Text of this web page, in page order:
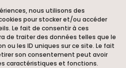
nous utilisons des
pour stocker et/ou accéder
Le fait de consentir à ces
de traiter des données telles que le
ou les ID uniques sur ce site. Le fait
son consentement peut avoir
caractéristiques et fonctions.